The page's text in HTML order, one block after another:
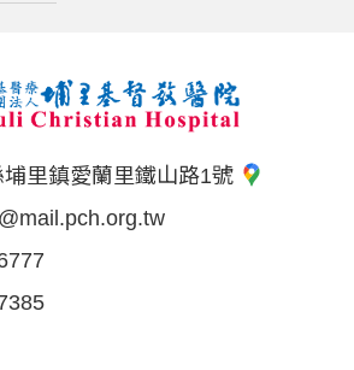
里鎮愛蘭里鐵山路1號